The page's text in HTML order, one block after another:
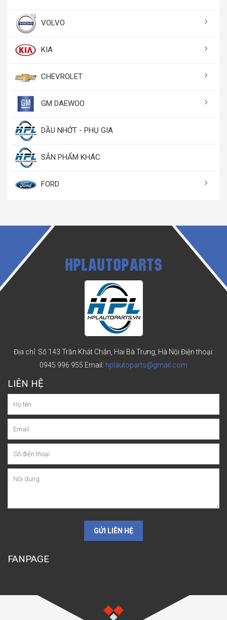
VOLVO
KIA
CHEVROLET
GM DAEWOO
DẦU NHỚT - PHỤ GIA
SẢN PHẨM KHÁC
FORD
HPLAUTOPARTS
Địa chỉ: Số 143 Trần Khát Chân, Hai Bà Trưng, Hà Nội Điện thoại:
0945 996 955 Email: hplautoparts@gmail.com
LIÊN HỆ
GỬI LIÊN HỆ
FANPAGE